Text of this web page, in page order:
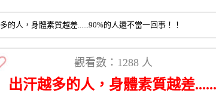
的人，身體素質越差......90%的人還不當一回事！！
觀看數：1288 人
出汗越多的人，身體素質越差